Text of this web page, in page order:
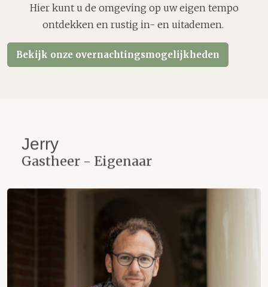
Hier kunt u de omgeving op uw eigen tempo
ontdekken en rustig in- en uitademen.
Bekijk onze overnachtingsmogelijkheden
Jerry
Gastheer - Eigenaar